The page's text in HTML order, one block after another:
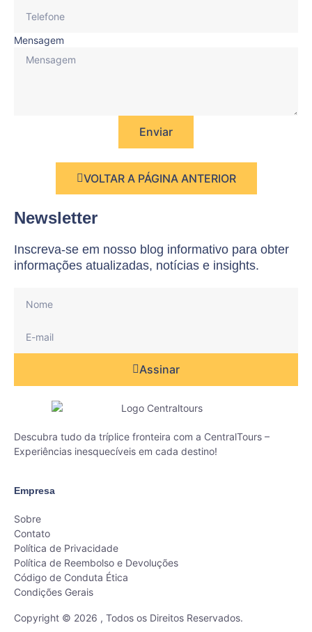
Mensagem
Enviar
VOLTAR A PÁGINA ANTERIOR
Newsletter
Inscreva-se em nosso blog informativo para obter
informações atualizadas, notícias e insights.
Assinar
Descubra tudo da tríplice fronteira com a CentralTours –
Experiências inesquecíveis em cada destino!
Empresa
Sobre
Contato
Política de Privacidade
Política de Reembolso e Devoluções
Código de Conduta Ética
Condições Gerais
Copyright © 2026 , Todos os Direitos Reservados.